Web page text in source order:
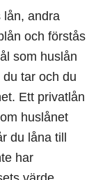
lån, andra
och förstås
som huslån
tar och du
Ett privatlån
huslånet
du låna till
har